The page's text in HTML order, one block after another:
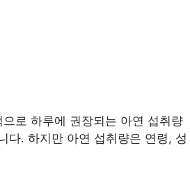
로 하루에 권장되는 아연 섭취량
다. 하지만 아연 섭취량은 연령, 성